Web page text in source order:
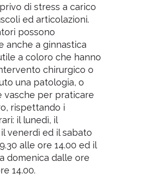
di stress a carico
ed articolazioni.
possono
anche a ginnastica
a coloro che hanno
chirurgico o
una patologia, o
vasche per praticare
rispettando i
il lunedì, il
venerdì ed il sabato
alle ore 14.00 ed il
domenica dalle ore
14.00.